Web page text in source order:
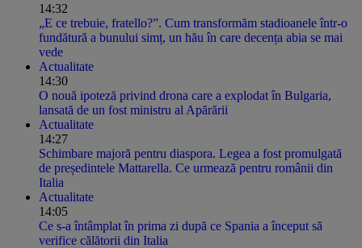
14:32
„E ce trebuie, fratello?”. Cum transformăm stadioanele într-o
fundătură a bunului simț, un hău în care decența abia se mai
vede
Actualitate
14:30
O nouă ipoteză privind drona care a explodat în Bulgaria,
lansată de un fost ministru al Apărării
Actualitate
14:27
Schimbare majoră pentru diaspora. Legea a fost promulgată
de președintele Mattarella. Ce urmează pentru românii din
Italia
Actualitate
14:05
Ce s-a întâmplat în prima zi după ce Spania a început să
verifice călătorii din Italia